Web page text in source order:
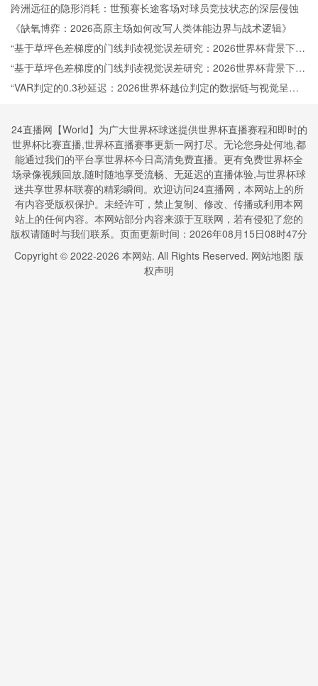
跨洲远征的隐形消耗：世预赛长途客场对球员竞技状态的深层侵蚀
《缺氧博弈：2026高原主场如何改写人类体能边界与战术逻辑》
“基于草坪色差梯度的门线判读视觉误差研究：2026世界杯背景下的
感知干扰与识别技术发展”
“基于草坪色差梯度的门线判读视觉误差研究：2026世界杯背景下的
感知干扰与识别技术发展”
“VAR判定的0.3秒延迟：2026世界杯越位判定的数据链与视觉呈现
24直播网【World】为广大世界杯球迷提供世界杯直播赛程和即时的
世界杯比赛直播,世界杯直播赛事更新一网打尽。无论您身处何地,都
能通过我们的平台享世界杯今日高清免费直播。更有免费世界杯全
场录像视频回放,随时随地享受流畅、无延迟的直播体验,与世界杯球
迷共享世界杯联赛的精彩瞬间。欢迎访问24直播网，本网站上的所
有内容受版权保护。未经许可，禁止复制、修改、传播或利用本网
站上的任何内容。本网站部分内容来源于互联网，若有侵犯了您的
版权请随时与我们联系。页面更新时间：2026年08月15日08时47分
Copyright © 2022-2026 本网站. All Rights Reserved. 网站地图 版
权声明